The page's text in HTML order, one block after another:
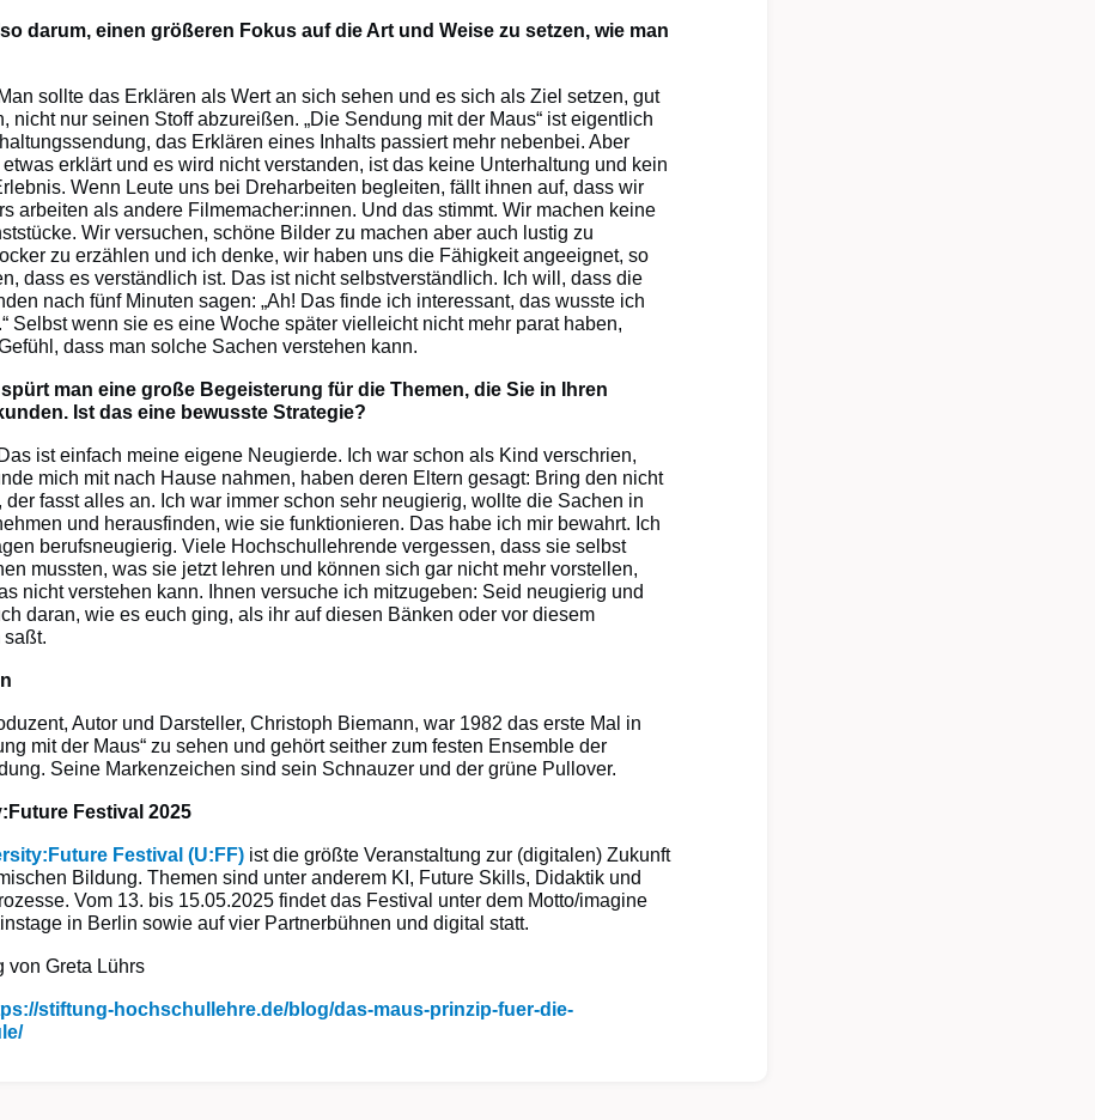
darum, einen größeren Fokus auf die Art und Weise zu setzen, wie man
sollte das Erklären als Wert an sich sehen und es sich als Ziel setzen, gut
nicht nur seinen Stoff abzureißen. „Die Sendung mit der Maus“ ist eigentlich
das Erklären eines Inhalts passiert mehr nebenbei. Aber
erklärt und es wird nicht verstanden, ist das keine Unterhaltung und kein
Wenn Leute uns bei Dreharbeiten begleiten, fällt ihnen auf, dass wir
arbeiten als andere Filmemacher:innen. Und das stimmt. Wir machen keine
Wir versuchen, schöne Bilder zu machen aber auch lustig zu
zu erzählen und ich denke, wir haben uns die Fähigkeit angeeignet, so
dass es verständlich ist. Das ist nicht selbstverständlich. Ich will, dass die
nach fünf Minuten sagen: „Ah! Das finde ich interessant, das wusste ich
Selbst wenn sie es eine Woche später vielleicht nicht mehr parat haben,
dass man solche Sachen verstehen kann.
man eine große Begeisterung für die Themen, die Sie in Ihren
Ist das eine bewusste Strategie?
ist einfach meine eigene Neugierde. Ich war schon als Kind verschrien,
mich mit nach Hause nahmen, haben deren Eltern gesagt: Bring den nicht
der fasst alles an. Ich war immer schon sehr neugierig, wollte die Sachen in
und herausfinden, wie sie funktionieren. Das habe ich mir bewahrt. Ich
berufsneugierig. Viele Hochschullehrende vergessen, dass sie selbst
mussten, was sie jetzt lehren und können sich gar nicht mehr vorstellen,
nicht verstehen kann. Ihnen versuche ich mitzugeben: Seid neugierig und
daran, wie es euch ging, als ihr auf diesen Bänken oder vor diesem
saßt.
Autor und Darsteller, Christoph Biemann, war 1982 das erste Mal in
mit der Maus“ zu sehen und gehört seither zum festen Ensemble der
Seine Markenzeichen sind sein Schnauzer und der grüne Pullover.
Festival 2025
Festival (U:FF) ist die größte Veranstaltung zur (digitalen) Zukunft
Bildung. Themen sind unter anderem KI, Future Skills, Didaktik und
Vom 13. bis 15.05.2025 findet das Festival unter dem Motto/imagine
in Berlin sowie auf vier Partnerbühnen und digital statt.
von Greta Lührs
stiftung-hochschullehre.de/blog/das-maus-prinzip-fuer-die-